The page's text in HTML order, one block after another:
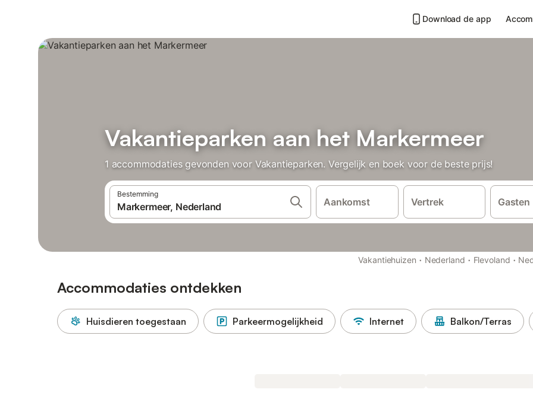
Download de app
Vakantieparken aan het Markermeer
1 accommodaties gevonden voor Vakantieparken. Vergelijk en boek voor de beste prijs!
Bestemming
Aankomst Vertrek Gasten
Vakantiehuizen · Nederland · Flevoland ·
Accommodaties ontdekken
Huisdieren toegestaan Parkeermogelijkheid Internet Balkon/Terras